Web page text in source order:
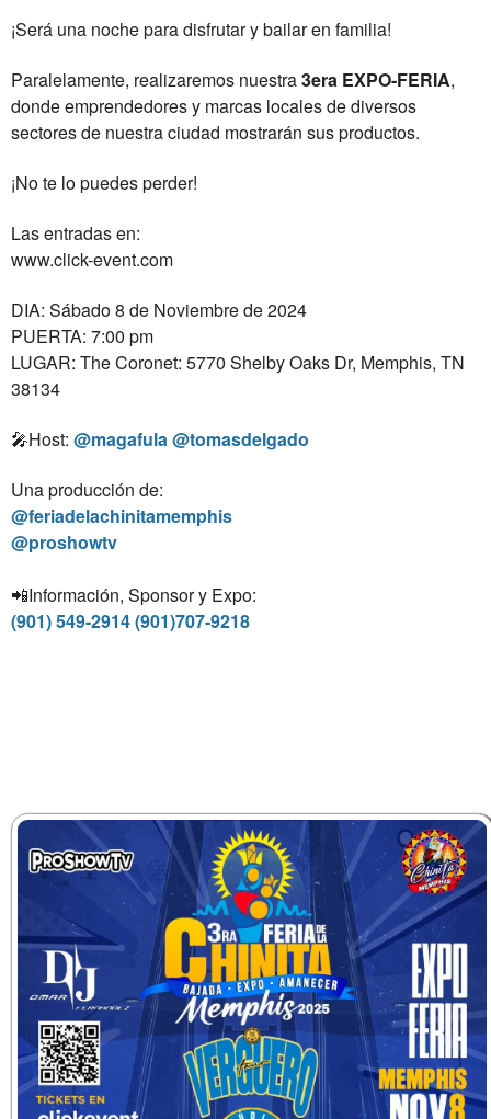
¡Será una noche para disfrutar y bailar en familia!
Paralelamente, realizaremos nuestra3era EXPO-FERIA,
donde emprendedores y marcas locales de diversos
sectores de nuestra ciudad mostrarán sus productos.
¡No te lo puedes perder!
Las entradas en:⁣
www.click-event.com
DIA: Sábado 8 de Noviembre de 2024
PUERTA: 7:00 pm⁣
LUGAR: The Coronet: 5770 Shelby Oaks Dr, Memphis, TN
38134
🎤Host: @magafula @tomasdelgado
Una producción de:⁣
@feriadelachinitamemphis
@proshowtv⁣
📲Información, Sponsor y Expo:
(901) 549-2914 (901)707-9218⁣